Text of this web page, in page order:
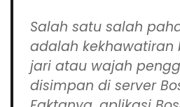
Salah satu salah
adalah
jari atau wajah
disimpan di server